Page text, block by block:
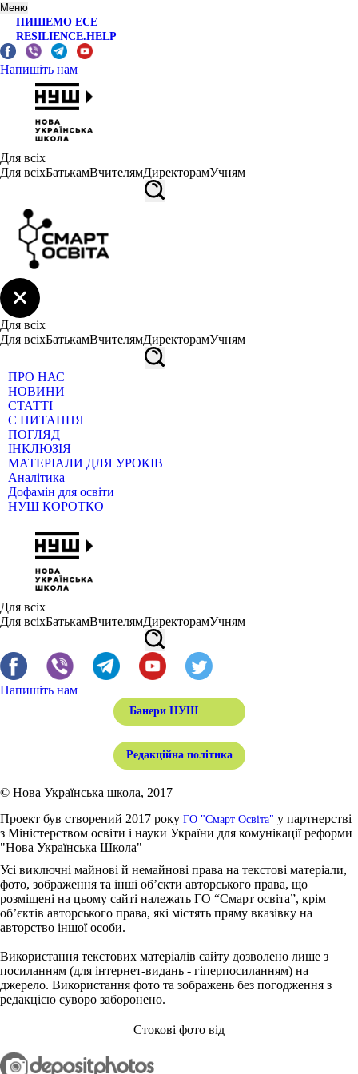
Меню
ПИШЕМО ЕСЕ
RESILIENCE.HELP
Напишіть нам
Для всіх
Для всіхБатькамВчителямДиректорамУчням
Для всіх
Для всіхБатькамВчителямДиректорамУчням
ПРО НАС
НОВИНИ
СТАТТІ
Є ПИТАННЯ
ПОГЛЯД
ІНКЛЮЗІЯ
МАТЕРІАЛИ ДЛЯ УРОКІВ
Аналітика
Дофамін для освіти
НУШ КОРОТКО
Для всіх
Для всіхБатькамВчителямДиректорамУчням
Напишіть нам
Банери НУШ
Редакційна політика
© Нова Українська школа, 2017
Проект був створений 2017 року ГО "Смарт Освіта" у партнерстві
з Міністерством освіти і науки України для комунікації реформи
"Нова Українська Школа"
Усі виключні майнові й немайнові права на текстові матеріали,
фото, зображення та інші об’єкти авторського права, що
розміщені на цьому сайті належать ГО “Смарт освіта”, крім
об’єктів авторського права, які містять пряму вказівку на
авторство іншої особи.
Використання текстових матеріалів сайту дозволено лише з
посиланням (для інтернет-видань - гіперпосиланням) на
джерело. Використання фото та зображень без погодження з
редакцією суворо заборонено.
Стокові фото від